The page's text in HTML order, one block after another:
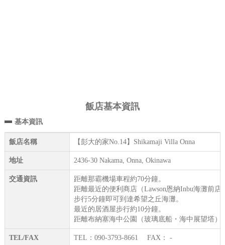
飯店基本資訊
基本資訊
飯店名稱 【彭大的家No.14】Shikamaji Villa Onna
地址 2436-30 Nakama, Onna, Okinawa
交通資訊
距離那霸機場車程約70分鐘。
距離最近的便利商店（Lawson恩納Inbu海灘前
步行5分鐘即可到達希望之丘海灘。
最近的居酒屋步行約10分鐘。
距離布納塞海中公園（玻璃底船・海中展望塔）
TEL/FAX TEL：090-3793-8661 FAX： -